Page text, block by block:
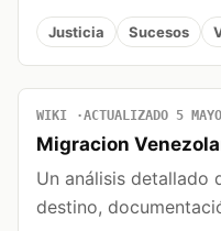
Justicia Sucesos
WIKI ACTUALIZADO 5
Migracion
Un análisis detallado
destino,